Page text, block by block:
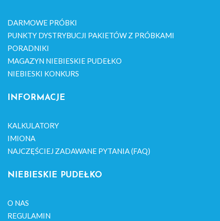
DARMOWE PRÓBKI
PUNKTY DYSTRYBUCJI PAKIETÓW Z PRÓBKAMI
PORADNIKI
MAGAZYN NIEBIESKIE PUDEŁKO
NIEBIESKI KONKURS
INFORMACJE
KALKULATORY
IMIONA
NAJCZĘŚCIEJ ZADAWANE PYTANIA (FAQ)
NIEBIESKIE PUDEŁKO
O NAS
REGULAMIN